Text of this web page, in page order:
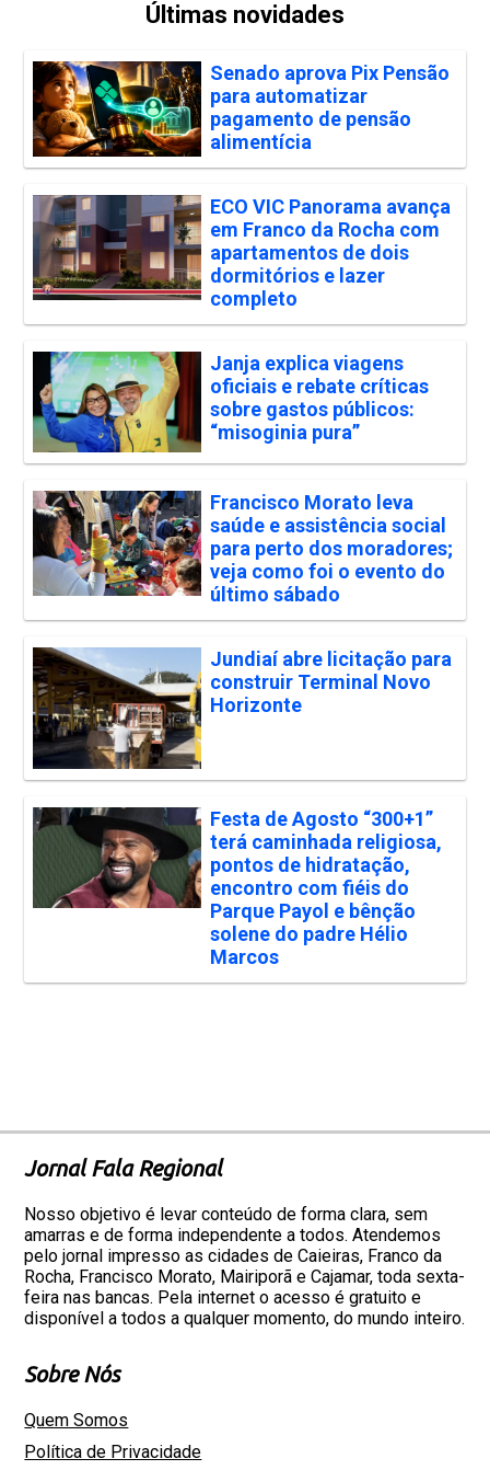
Últimas novidades
Senado aprova Pix Pensão
para automatizar
pagamento de pensão
alimentícia
ECO VIC Panorama avança
em Franco da Rocha com
apartamentos de dois
dormitórios e lazer
completo
Janja explica viagens
oficiais e rebate críticas
sobre gastos públicos:
“misoginia pura”
Francisco Morato leva
saúde e assistência social
para perto dos moradores;
veja como foi o evento do
último sábado
Jundiaí abre licitação para
construir Terminal Novo
Horizonte
Festa de Agosto “300+1”
terá caminhada religiosa,
pontos de hidratação,
encontro com fiéis do
Parque Payol e bênção
solene do padre Hélio
Marcos
Jornal Fala Regional
Nosso objetivo é levar conteúdo de forma clara, sem
amarras e de forma independente a todos. Atendemos
pelo jornal impresso as cidades de Caieiras, Franco da
Rocha, Francisco Morato, Mairiporã e Cajamar, toda sexta-
feira nas bancas. Pela internet o acesso é gratuito e
disponível a todos a qualquer momento, do mundo inteiro.
Sobre Nós
Quem Somos
Política de Privacidade